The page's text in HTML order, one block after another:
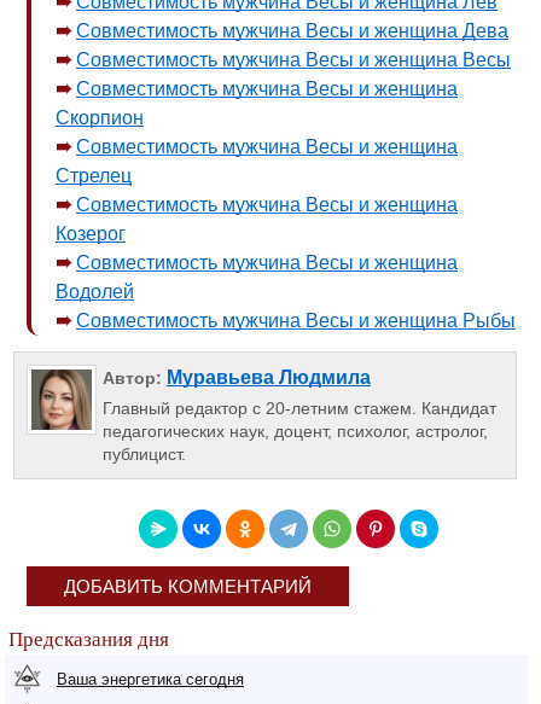
Совместимость мужчина Весы и женщина Дева
Совместимость мужчина Весы и женщина Весы
Совместимость мужчина Весы и женщина
Скорпион
Совместимость мужчина Весы и женщина
Стрелец
Совместимость мужчина Весы и женщина
Козерог
Совместимость мужчина Весы и женщина
Водолей
Совместимость мужчина Весы и женщина Рыбы
Автор: Муравьева Людмила
Главный редактор с 20-летним стажем. Кандидат
педагогических наук, доцент, психолог, астролог,
публицист.
ДОБАВИТЬ КОММЕНТАРИЙ
Предсказания дня
Ваша энергетика сегодня